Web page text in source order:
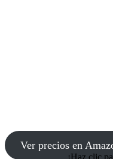
Ver precios en
¡Haz clic